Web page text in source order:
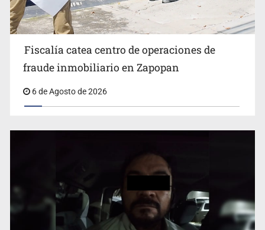
lo niega
Fiscalía catea centro de operaciones de
fraude inmobiliario en Zapopan
6 de Agosto de 2026